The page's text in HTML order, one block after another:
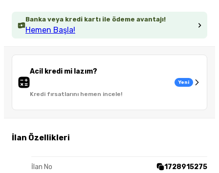
Banka veya kredi kartı ile ödeme avantajı!
Hemen Başla!
Acil kredi mi lazım?
Kredi fırsatlarını hemen incele!
Yeni
İlan Özellikleri
İlan No 1728915275